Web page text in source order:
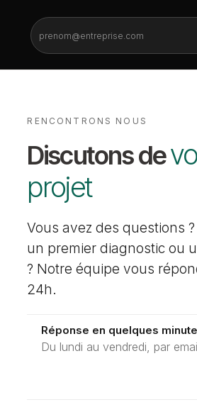
RENCONTRONS NOUS
Discutons de
projet
Vous avez des questions
un premier diagnostic ou
? Notre équipe vous
24h.
Réponse en quelques
Du lundi au vendredi, par